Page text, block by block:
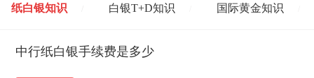
纸白银知识 白银T+D知识 国际黄金知识
黄金T+D知识 / 粤贵银知识
中行纸白银手续费是多少